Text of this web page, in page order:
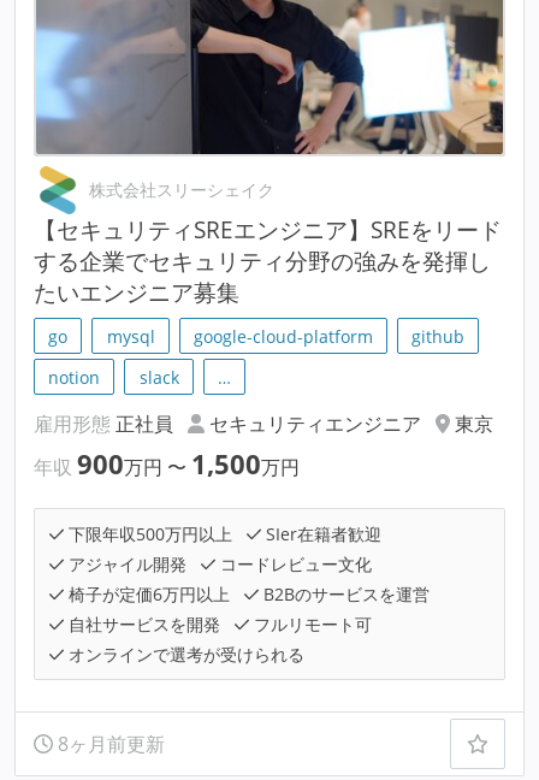
株式会社スリーシェイク
【セキュリティSREエンジニア】SREをリード
する企業でセキュリティ分野の強みを発揮し
たいエンジニア募集
go mysql google-cloud-platform
github
notion
slack …
雇用形態 正社員 セキュリティエンジニア
東京
年収 900万円 〜 1,500万円
下限年収500万円以上
SIer在籍者歓迎
アジャイル開発
コードレビュー文化
椅子が定価6万円以上
B2Bのサービスを運営
自社サービスを開発
フルリモート可
オンラインで選考が受けられる
8ヶ月前更新